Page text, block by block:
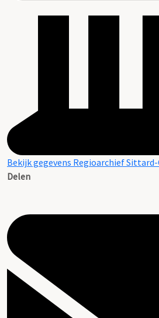
Bekijk gegevens Regioarchief Sittard-
Delen